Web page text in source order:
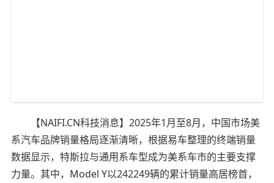
【NAIFI.CN科技消息】2025年1月至8月，中国市场美
系汽车品牌销量格局逐渐清晰，根据易车整理的终端销量
数据显示，特斯拉与通用系车型成为美系车市的主要支撑
力量。其中，Model Y以242249辆的累计销量高居榜首，